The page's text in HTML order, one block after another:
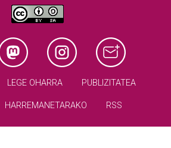
LEGE OHARRA PUBLIZITATEA
HARREMANETARAKO RSS